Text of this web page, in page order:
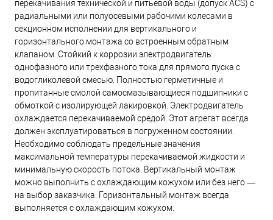
перекачивания технической и питьевой воды (допуск ACS) с
радиальными или полуосевыми рабочими колесами в
секционном исполнении для вертикального и
горизонтального монтажа со встроенным обратным
клапаном. Стойкий к коррозии электродвигатель
однофазного или трехфазного тока для прямого пуска с
водогликолевой смесью. Полностью герметичные и
пропитанные смолой самосмазывающиеся подшипники с
обмоткой с изолирующей лакировкой. Электродвигатель
охлаждается перекачиваемой средой. Этот агрегат всегда
должен эксплуатироваться в погруженном состоянии.
Необходимо соблюдать предельные значения
максимальной температуры перекачиваемой жидкости и
минимальную скорость потока. Вертикальный монтаж
можно выполнить с охлаждающим кожухом или без него —
на выбор заказчика. Горизонтальный монтаж всегда
выполняется с охлаждающим кожухом.